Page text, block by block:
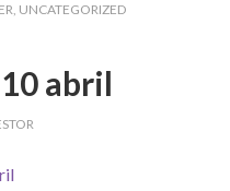
, UNCATEGORIZED
abril